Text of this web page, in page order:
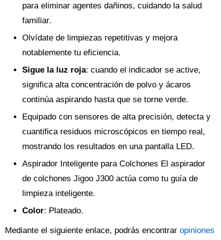
para eliminar agentes dañinos, cuidando la salud
familiar.
Olvídate de limpiezas repetitivas y mejora
notablemente tu eficiencia.
Sigue la luz roja: cuando el indicador se active,
significa alta concentración de polvo y ácaros
continúa aspirando hasta que se torne verde.
Equipado con sensores de alta precisión, detecta y
cuantifica residuos microscópicos en tiempo real,
mostrando los resultados en una pantalla LED.
Aspirador Inteligente para Colchones El aspirador
de colchones Jigoo J300 actúa como tu guía de
limpieza inteligente.
Color: Plateado.
Mediante el siguiente enlace, podrás encontrar opiniones